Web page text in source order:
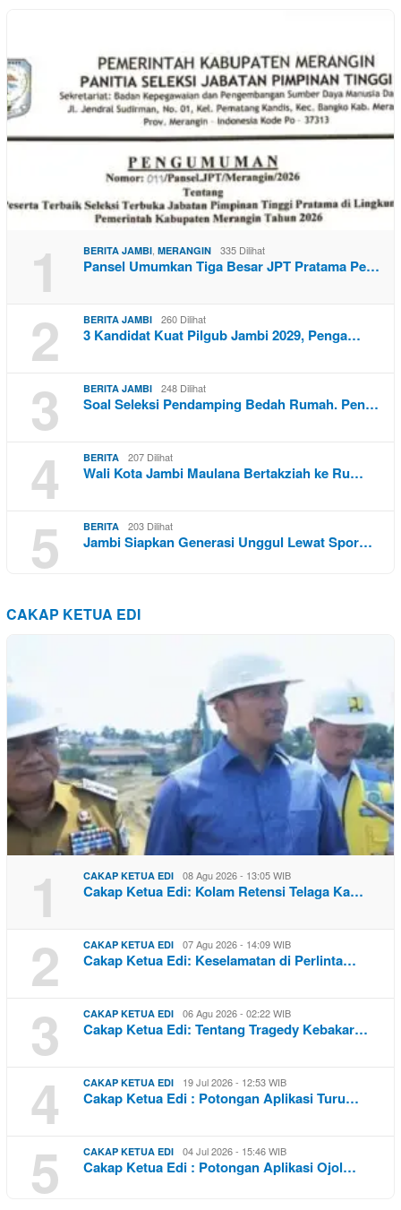
1 BERITA JAMBI MERANGIN 335 Dilihat
Pansel Umumkan Tiga Besar JPT Pratama Pe…
2 BERITA JAMBI 260 Dilihat
3 Kandidat Kuat Pilgub Jambi 2029, Penga…
3 BERITA JAMBI 248 Dilihat
Soal Seleksi Pendamping Bedah Rumah. Pen…
4 BERITA 207 Dilihat
Wali Kota Jambi Maulana Bertakziah ke Ru…
5 BERITA 203 Dilihat
Jambi Siapkan Generasi Unggul Lewat Spor…
CAKAP KETUA EDI
1 CAKAP KETUA EDI 08 Agu 2026 - 13:05 WIB
Cakap Ketua Edi: Kolam Retensi Telaga Ka…
2 CAKAP KETUA EDI 07 Agu 2026 - 14:09 WIB
Cakap Ketua Edi: Keselamatan di Perlinta…
3 CAKAP KETUA EDI 06 Agu 2026 - 02:22 WIB
Cakap Ketua Edi: Tentang Tragedy Kebakar…
4 CAKAP KETUA EDI 19 Jul 2026 - 12:53 WIB
Cakap Ketua Edi : Potongan Aplikasi Turu…
5 CAKAP KETUA EDI 04 Jul 2026 - 15:46 WIB
Cakap Ketua Edi : Potongan Aplikasi Ojol…